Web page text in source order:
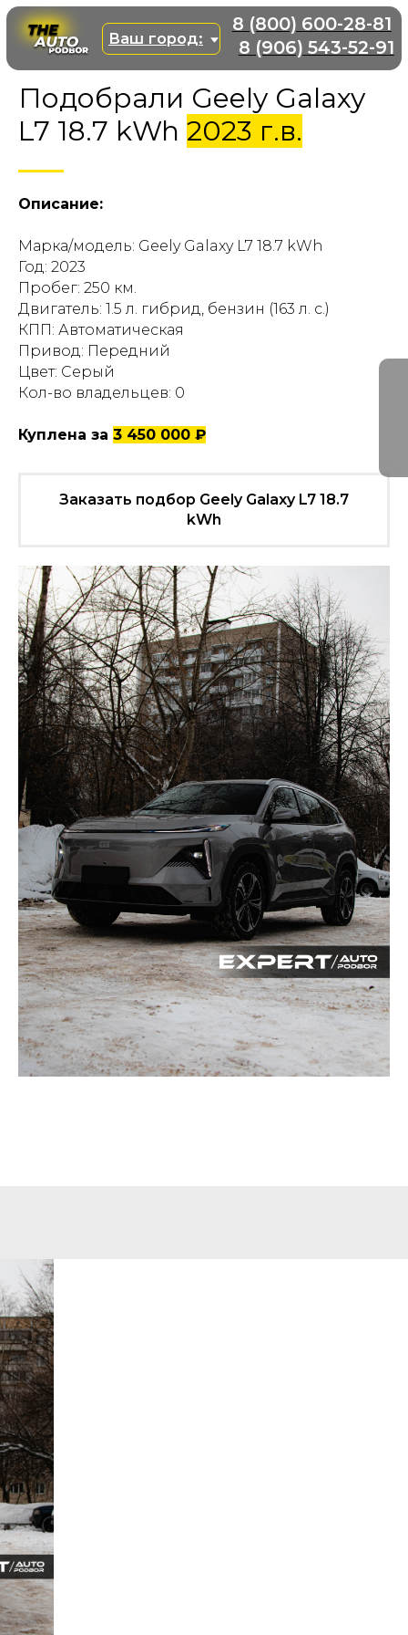
8 (800) 600-28-81
8 (906) 543-52-91
Ваш город:
Подобрали Geely Galaxy
L7 18.7 kWh 2023 г.в.
Описание:
Марка/модель: Geely Galaxy L7 18.7 kWh
Год: 2023
Пробег: 250 км.
Двигатель: 1.5 л. гибрид, бензин (163 л. с.)
КПП: Автоматическая
Привод: Передний
Цвет: Серый
Кол-во владельцев: 0
Куплена за 3 450 000 ₽
Заказать подбор Geely Galaxy L7 18.7
kWh
Оставляя заявку, Вы принимаете
пользовательское соглашение
Наш специалист перезвонит в
течение 10 минут
Остались вопросы?
Заполните форму и
получите консультацию!